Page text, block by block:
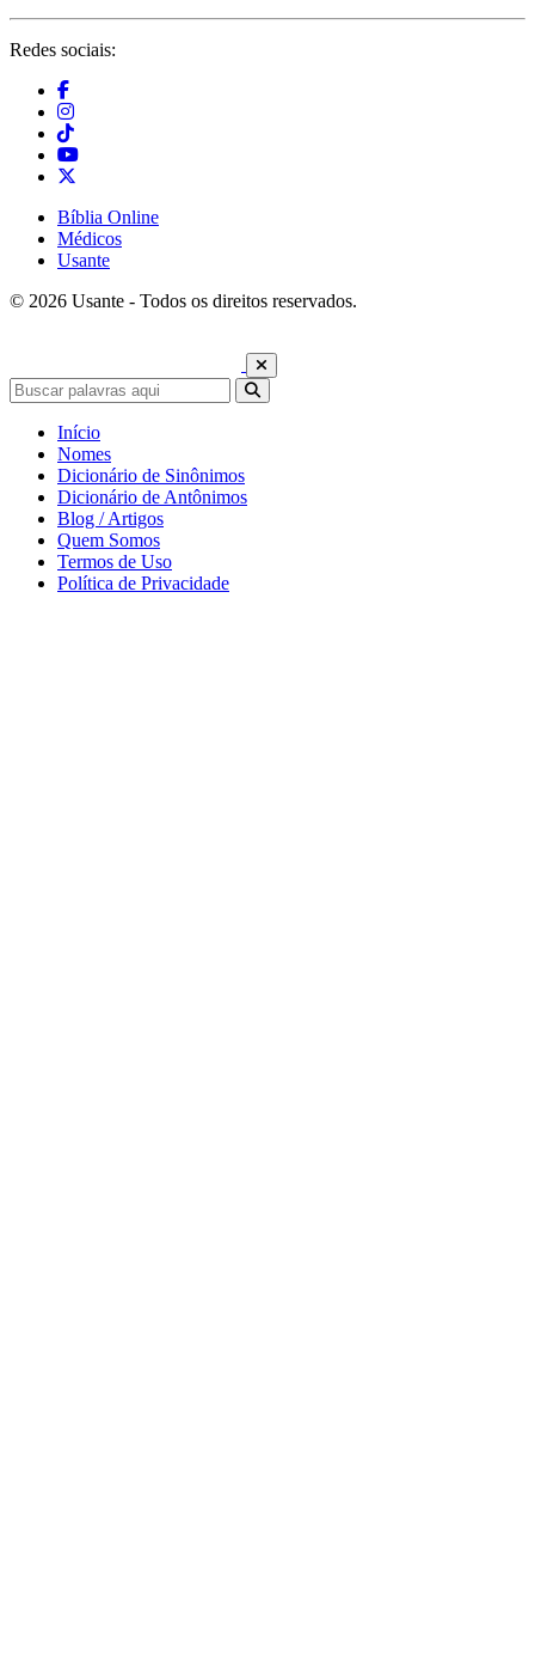
Redes sociais:
Bíblia Online
Médicos
Usante
© 2026 Usante - Todos os direitos reservados.
Início
Nomes
Dicionário de Sinônimos
Dicionário de Antônimos
Blog / Artigos
Quem Somos
Termos de Uso
Política de Privacidade